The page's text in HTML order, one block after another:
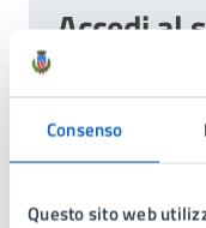
Consenso
Questo sito web
Accedi al